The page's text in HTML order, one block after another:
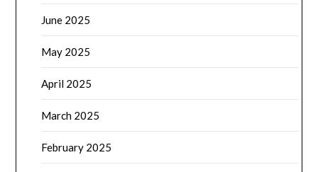
June 2025
May 2025
April 2025
March 2025
February 2025